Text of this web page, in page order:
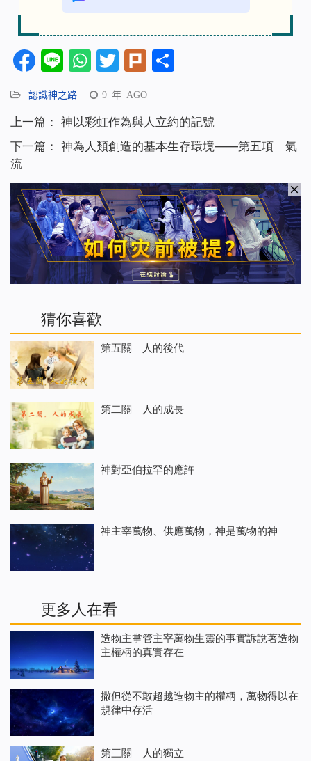
Facebook
LineWhatsApp
Twitter
Plurk
認識神之路 9 年 AGO
上一篇： 神以彩虹作為與人立約的記號
下一篇： 神為人類創造的基本生存環境——第五項 氣
流
猜你喜歡
第五關 人的後代
第二關 人的成長
神對亞伯拉罕的應許
神主宰萬物、供應萬物，神是萬物的神
更多人在看
造物主掌管主宰萬物生靈的事實訴說著造物
主權柄的真實存在
撒但從不敢超越造物主的權柄，萬物得以在
規律中存活
第三關 人的獨立